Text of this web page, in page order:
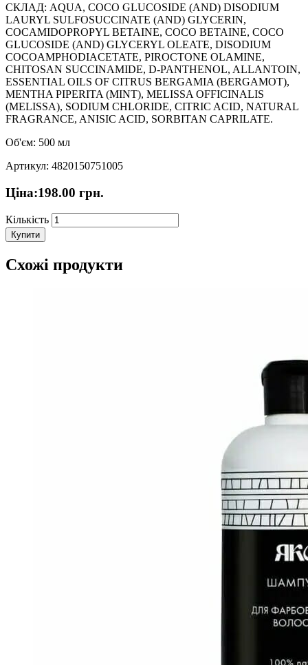
СКЛАД: AQUA, COCO GLUCOSIDE (AND) DISODIUM
LAURYL SULFOSUCCINATE (AND) GLYCERIN,
СОCAMIDOPROPYL BETAINE, COCO BETAINE, COCO
GLUCOSIDE (AND) GLYCERYL OLEATE, DISODIUM
COCOAMPHODIACETATE, PIROCTONE OLAMINE,
CHITOSAN SUCCINAMIDE, D-PANTHENOL, ALLANTOIN,
ESSENTIAL OILS OF CITRUS BERGAMIA (BERGAMOT),
MENTHA PIPERITA (MINT), MELISSA OFFICINALIS
(MELISSA), SODIUM CHLORIDE, CITRIC ACID, NATURAL
FRAGRANCE, ANISIC ACID, SORBITAN CAPRILATE.
Об'єм: 500 мл
Артикул: 4820150751005
Ціна:198.00 грн.
Кількість
Купити
Схожі продукти